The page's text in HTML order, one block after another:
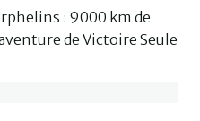
: 9000 km de
de Victoire Seule